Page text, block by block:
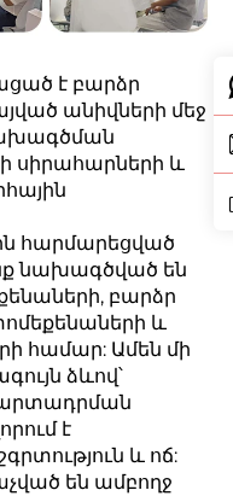
է բարձր
անիվների մեջ
սիրահարների և
հարմարեցված
նախագծված են
բարձր
և
համար: Ամեն մի
ձևով՝
է
և ոճ:
են ամբողջ